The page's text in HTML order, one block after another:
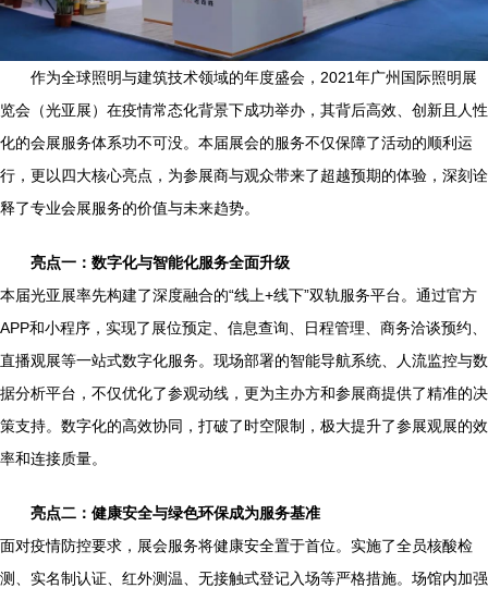
作为全球照明与建筑技术领域的年度盛会，2021年广州国际照明展
览会（光亚展）在疫情常态化背景下成功举办，其背后高效、创新且人性
化的会展服务体系功不可没。本届展会的服务不仅保障了活动的顺利运
行，更以四大核心亮点，为参展商与观众带来了超越预期的体验，深刻诠
释了专业会展服务的价值与未来趋势。
亮点一：数字化与智能化服务全面升级
本届光亚展率先构建了深度融合的“线上+线下”双轨服务平台。通过官方
APP和小程序，实现了展位预定、信息查询、日程管理、商务洽谈预约、
直播观展等一站式数字化服务。现场部署的智能导航系统、人流监控与数
据分析平台，不仅优化了参观动线，更为主办方和参展商提供了精准的决
策支持。数字化的高效协同，打破了时空限制，极大提升了参展观展的效
率和连接质量。
亮点二：健康安全与绿色环保成为服务基准
面对疫情防控要求，展会服务将健康安全置于首位。实施了全员核酸检
测、实名制认证、红外测温、无接触式登记入场等严格措施。场馆内加强